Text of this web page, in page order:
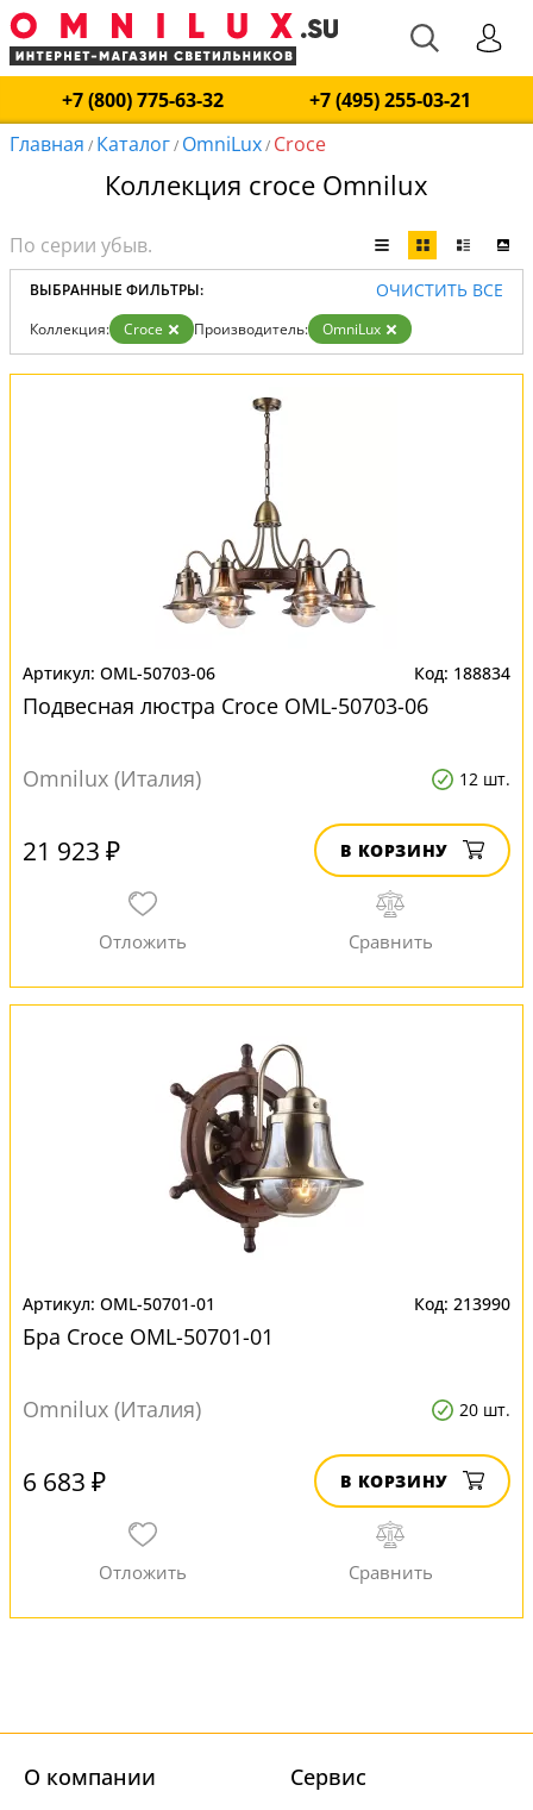
+7 (800) 775-63-32
+7 (495) 255-03-21
Главная / Каталог/ OmniLux/ Croce
Коллекция croce Omnilux
ВЫБРАННЫЕ ФИЛЬТРЫ: ОЧИСТИТЬ ВСЕ
Коллекция: Croce Производитель: OmniLux
OML-50703-06 188834
Подвесная люстра Croce OML-50703-06
Omnilux (Италия) 12 шт.
21 923 ₽ В КОРЗИНУ
OML-50701-01 213990
Бра Croce OML-50701-01
Omnilux (Италия) 20 шт.
6 683 ₽ В КОРЗИНУ
О компании Cервис